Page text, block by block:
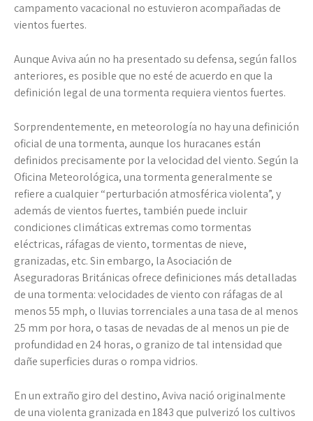
campamento vacacional no estuvieron acompañadas de
vientos fuertes.
Aunque Aviva aún no ha presentado su defensa, según fallos
anteriores, es posible que no esté de acuerdo en que la
definición legal de una tormenta requiera vientos fuertes.
Sorprendentemente, en meteorología no hay una definición
oficial de una tormenta, aunque los huracanes están
definidos precisamente por la velocidad del viento. Según la
Oficina Meteorológica, una tormenta generalmente se
refiere a cualquier “perturbación atmosférica violenta”, y
además de vientos fuertes, también puede incluir
condiciones climáticas extremas como tormentas
eléctricas, ráfagas de viento, tormentas de nieve,
granizadas, etc. Sin embargo, la Asociación de
Aseguradoras Británicas ofrece definiciones más detalladas
de una tormenta: velocidades de viento con ráfagas de al
menos 55 mph, o lluvias torrenciales a una tasa de al menos
25 mm por hora, o tasas de nevadas de al menos un pie de
profundidad en 24 horas, o granizo de tal intensidad que
dañe superficies duras o rompa vidrios.
En un extraño giro del destino, Aviva nació originalmente
de una violenta granizada en 1843 que pulverizó los cultivos